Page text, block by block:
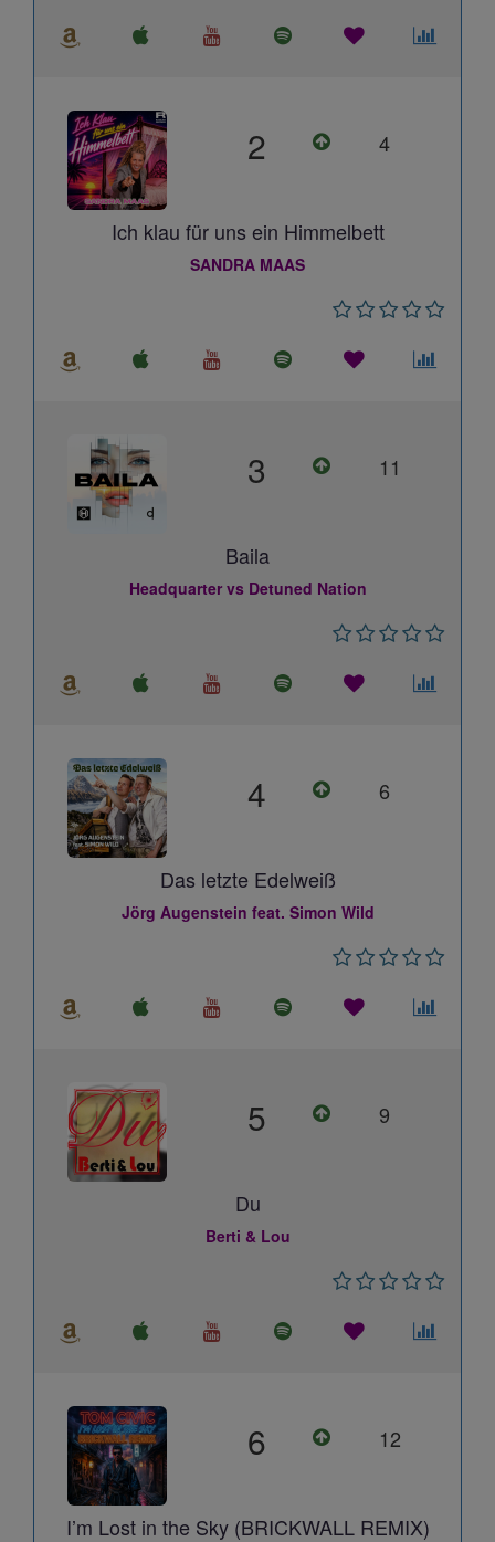
2 4
Ich klau für uns ein Himmelbett
SANDRA MAAS
3 11
Baila
Headquarter vs Detuned Nation
4 6
Das letzte Edelweiß
Jörg Augenstein feat. Simon Wild
5 9
Du
Berti & Lou
6 12
I’m Lost in the Sky (BRICKWALL REMIX)